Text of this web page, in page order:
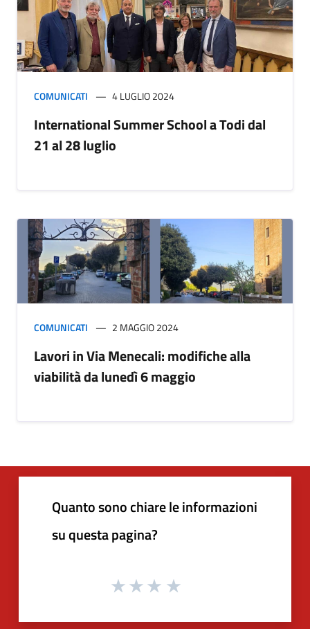
COMUNICATI 4 LUGLIO 2024
International Summer School a Todi dal
21 al 28 luglio
COMUNICATI 2 MAGGIO 2024
Lavori in Via Menecali: modifiche alla
viabilità da lunedì 6 maggio
Quanto sono chiare le informazioni
su questa pagina?